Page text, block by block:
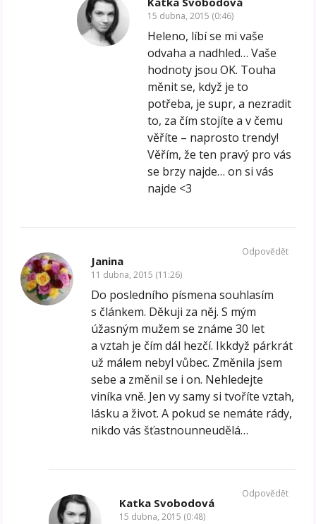
15 dubna, 2015 (0:46)
Heleno, líbí se mi vaše
odvaha a nadhled… Vaše
hodnoty jsou OK. Touha
měnit se, když je to
potřeba, je supr, a nezradit
to, za čím stojíte a v čemu
věříte – naprosto trendy!
Věřím, že ten pravý pro vás
se brzy najde… on si vás
najde <3
Janina
11 dubna, 2015 (11:26)
Do posledního písmena souhlasím
s článkem. Děkuji za něj. S mým
úžasným mužem se známe 30 let
a vztah je čím dál hezčí. Ikkdyž párkrát
už málem nebyl vůbec. Změnila jsem
sebe a změnil se i on. Nehledejte
viníka vně. Jen vy samy si tvoříte vztah,
lásku a život. A pokud se nemáte rády,
nikdo vás šťastnounneudělá…
Odpovědět
Katka Svobodová
15 dubna, 2015 (0:48)
Odpovědět